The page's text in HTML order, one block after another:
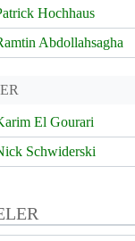
Hochhaus
Abdollahsagha
El Gourari
Schwiderski